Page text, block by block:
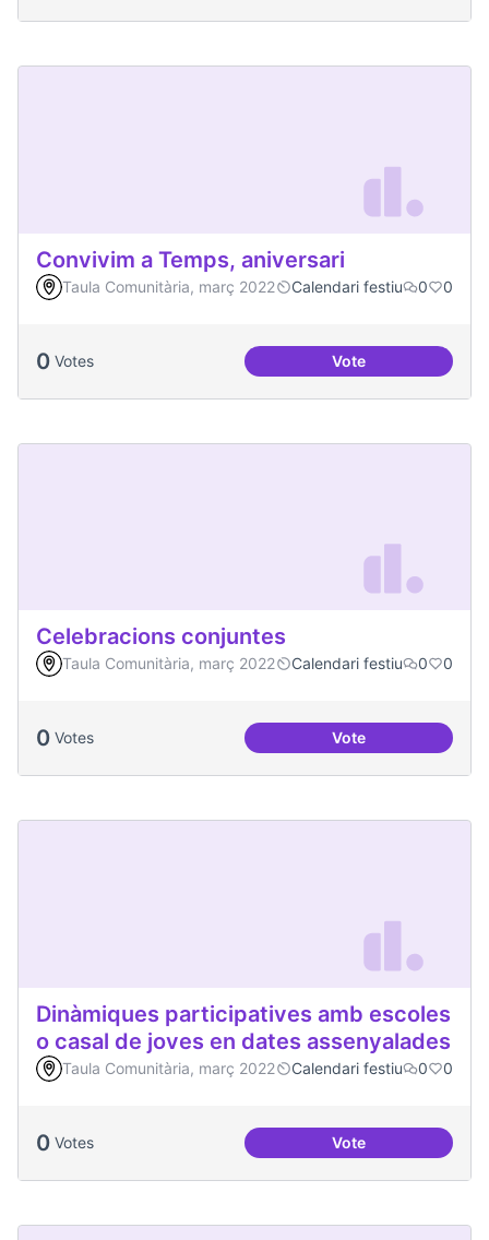
Convivim a Temps, aniversari
Taula Comunitària, març 2022 Calendari festiu 0 0
0 Votes VoteConvivim a
Celebracions conjuntes
Taula Comunitària, març 2022 Calendari festiu 0 0
0 Votes VoteCelebracions
Dinàmiques participatives amb escoles
o casal de joves en dates assenyalades
Taula Comunitària, març 2022 Calendari festiu 0 0
0 Votes VoteDinàmiques